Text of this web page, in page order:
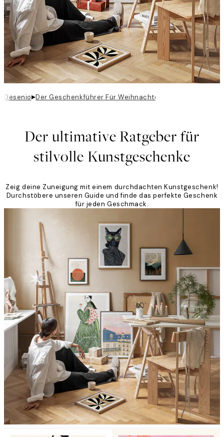
Desenio▸Der Geschenkführer Für Weihnachten
Der ultimative Ratgeber für
stilvolle Kunstgeschenke
Zeig deine Zuneigung mit einem durchdachten Kunstgeschenk!
Durchstöbere unseren Guide und finde das perfekte Geschenk
für jeden Geschmack.